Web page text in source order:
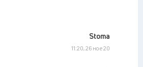
Stoma
11:20, 26 ное 20